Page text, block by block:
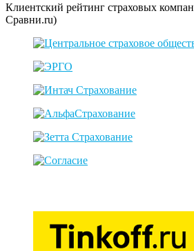
Клиентский рейтинг страховых
Сравни.ru)